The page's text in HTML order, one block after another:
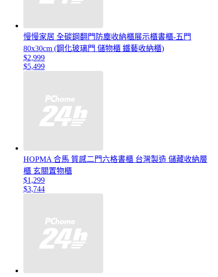
慢慢家居 全碳鋼翻門防塵收納櫃展示櫃書櫃-五門
80x30cm (鋼化玻璃門 儲物櫃 鐵藝收納櫃)
$2,999
$5,499
HOPMA 合馬 質感二門六格書櫃 台灣製造 儲藏收納層
櫃 玄關置物櫃
$1,299
$3,744